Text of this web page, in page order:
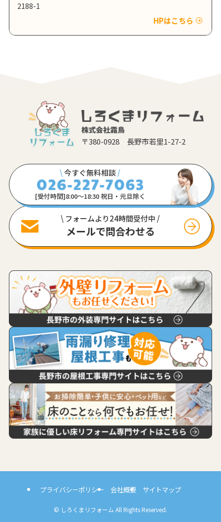
2188-1
HPはこちら
〒380-0928 長野市若里1-27-2
\今すぐ無料相談 /
[受付時間]8:00〜18:30 祝日・元旦除く
\ フォームより24時間受付中 /
メールで問合わせる
プライバシーポリシー 会社概要 サイトマップ
© しろくまリフォーム All Rights Reserved.